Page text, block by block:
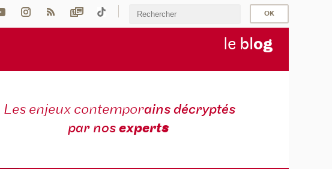
le blog
Les enjeux contemporains décryptés
par nosexperts